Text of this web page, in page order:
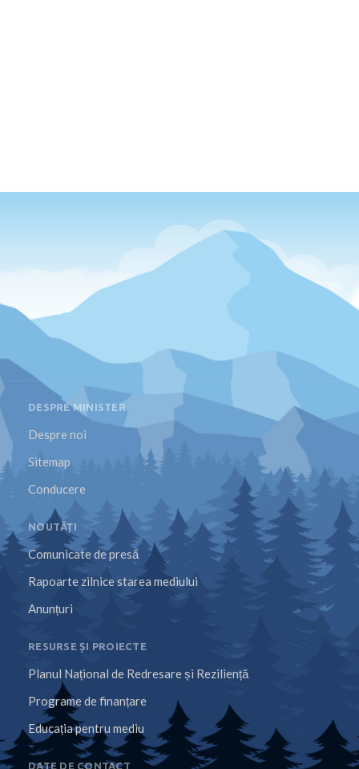
DESPRE MINISTER
Despre noi
Sitemap
Conducere
NOUTĂȚI
Comunicate de presă
Rapoarte zilnice starea mediului
Anunțuri
RESURSE ȘI PROIECTE
Planul Național de Redresare și Reziliență
Programe de finanțare
Educația pentru mediu
DATE DE CONTACT